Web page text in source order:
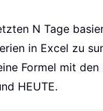
N Tage
in Excel zu
Formel mit den
HEUTE.